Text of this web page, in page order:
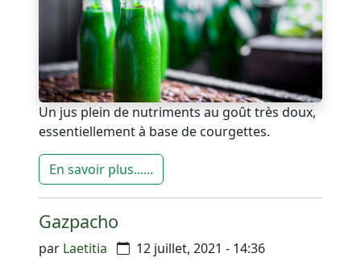
Un jus plein de nutriments au goût très doux,
essentiellement à base de courgettes.
En savoir plus......
Gazpacho
par Laetitia 12 juillet, 2021 - 14:36